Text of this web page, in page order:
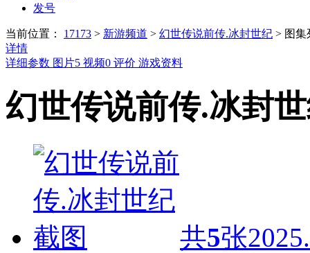
发号
当前位置： 17173 > 新游频道 > 幻世传说前传.冰封世纪 > 图集
详情
详细参数 图片5 视频0 评价 游戏资料
幻世传说前传.冰封
共5张